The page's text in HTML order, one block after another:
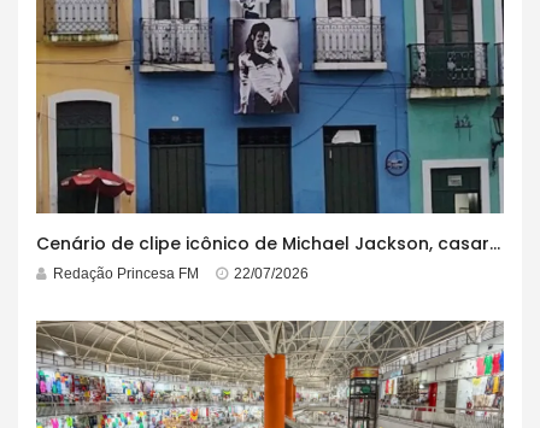
Cenário de clipe icônico de Michael Jackson, casarão azul no centro do Pelourinho enfrenta ordem de desocupação
Redação Princesa FM 22/07/2026